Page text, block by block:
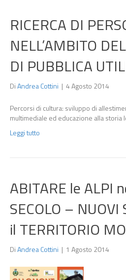
RICERCA DI
NELL’AMBITO
DI PUBBLICA
DiAndrea Cottini | 4 Agosto 2014
Percorsi di cultura: sviluppo di
multimediale ed educazione alla storia
Leggi tutto
ABITARE le ALPI
SECOLO – NUOVI
il TERRITORIO
DiAndrea Cottini | 1 Agosto 2014